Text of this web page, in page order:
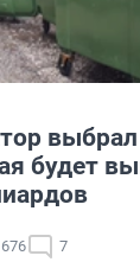
выбрал
будет
7